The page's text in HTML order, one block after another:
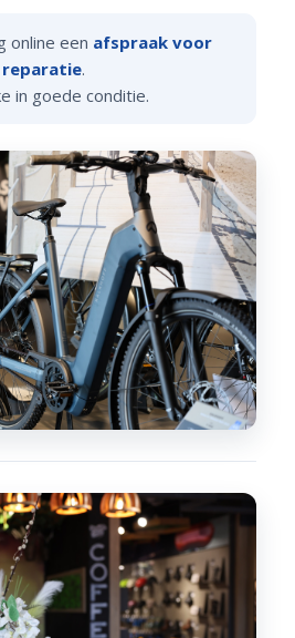
online een afspraak voor
.
in goede conditie.